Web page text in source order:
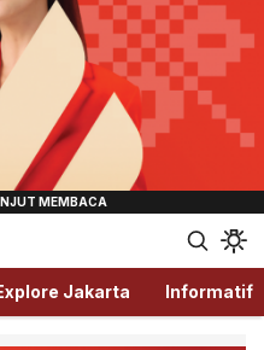
Disini!Jakarta Informatif